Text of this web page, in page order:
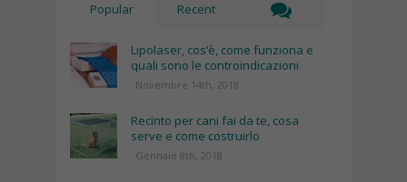
Popular Recent
Lipolaser, cos’è, come funziona e
quali sono le controindicazioni
Novembre 14th, 2018
Recinto per cani fai da te, cosa
serve e come costruirlo
Gennaio 8th, 2018